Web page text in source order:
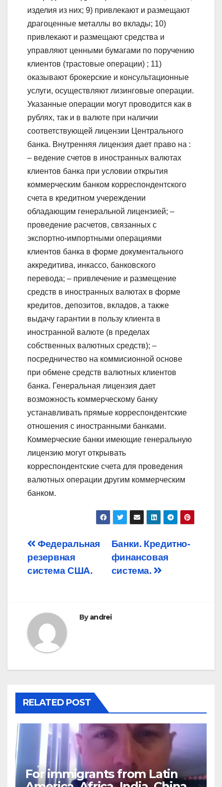
Post
navigation
Банки. Кредитно-
финансовая
система.
Федеральная
резервная
система США.
Byandrei
RELATED POST
For immigrants from Latin